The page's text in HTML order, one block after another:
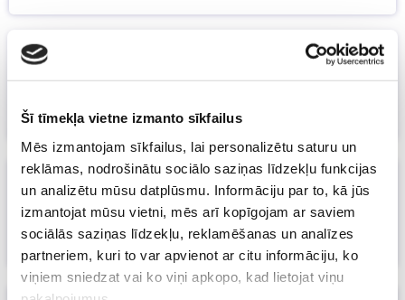
Šī tīmekļa vietne izmanto sīkfailus
Mēs izmantojam sīkfailus, lai personalizētu saturu un
reklāmas, nodrošinātu sociālo saziņas līdzekļu funkcijas
un analizētu mūsu datplūsmu. Informāciju par to, kā jūs
izmantojat mūsu vietni, mēs arī kopīgojam ar saviem
sociālās saziņas līdzekļu, reklamēšanas un analīzes
partneriem, kuri to var apvienot ar citu informāciju, ko
viņiem sniedzat vai ko viņi apkopo, kad lietojat viņu
Seši ieteikumi, ja vēlaties dāvināt sveces
Lai dzīvo remonts! Bērnistaba
Māmiņu klubs